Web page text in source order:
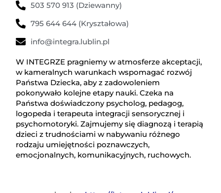
503 570 913 (Dziewanny)
795 644 644 (Kryształowa)
info@integra.lublin.pl
W INTEGRZE pragniemy w atmosferze akceptacji,
w kameralnych warunkach wspomagać rozwój
Państwa Dziecka, aby z zadowoleniem
pokonywało kolejne etapy nauki. Czeka na
Państwa doświadczony psycholog, pedagog,
logopeda i terapeuta integracji sensorycznej i
psychomotoryki. Zajmujemy się diagnozą i terapią
dzieci z trudnościami w nabywaniu różnego
rodzaju umiejętności poznawczych,
emocjonalnych, komunikacyjnych, ruchowych.